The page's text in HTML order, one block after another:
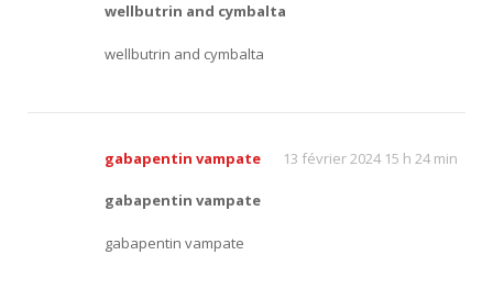
wellbutrin and cymbalta
wellbutrin and cymbalta
gabapentin vampate 13 février 2024 15 h 24 min
gabapentin vampate
gabapentin vampate